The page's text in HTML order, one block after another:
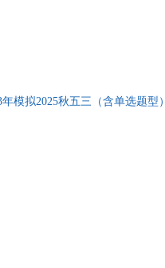
模拟2025秋五三（含单选题型）